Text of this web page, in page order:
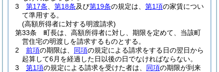
3
第17条 第18条及び第19条の規定は、 第1項の家賃につい
て準用する。
(高額所得者に対する明渡請求)
第33条
町長は、高額所得者に対し、期限を定めて、当該町
営住宅の明渡しを請求するものとする。
2
前項の期限は、 同項の規定による請求をする日の翌日から
起算して6月を経過した日以後の日でなければならない。
3
第1項の規定による請求を受けた者は、 同項の期限が到来